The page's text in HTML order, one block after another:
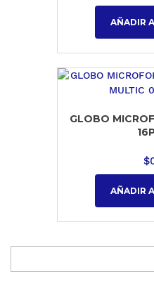
AÑADIR
GLOBO
$
AÑADIR